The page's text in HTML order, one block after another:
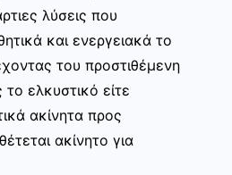
λύσεις που
και ενεργειακά το
του προστιθέμενη
ελκυστικό είτε
ακίνητα προς
ακίνητο για